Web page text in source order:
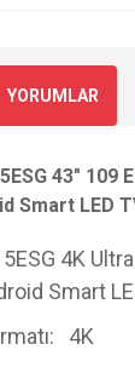
YORUMLAR
43" 109
Smart LED
4K
Smart
4K